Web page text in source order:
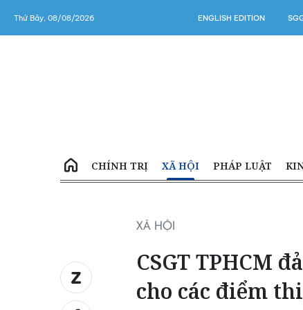
Thứ Bảy, 08/08/2026 ENGLISH EDITION
CHÍNH TRỊ XÃ HỘI PHÁP LUẬT
XÃ HỘI
CSGT TPHCM
cho các điểm